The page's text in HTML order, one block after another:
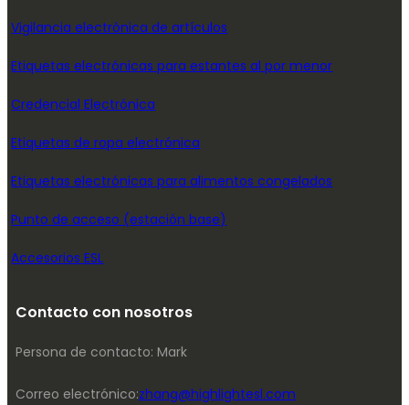
Vigilancia electrónica de artículos
Etiquetas electrónicas para estantes al por menor
Credencial Electrónica
Etiquetas de ropa electrónica
Etiquetas electrónicas para alimentos congelados
Punto de acceso (estación base)
Accesorios ESL
Contacto con nosotros
Persona de contacto: Mark
Correo electrónico:zhang@highlightesl.com